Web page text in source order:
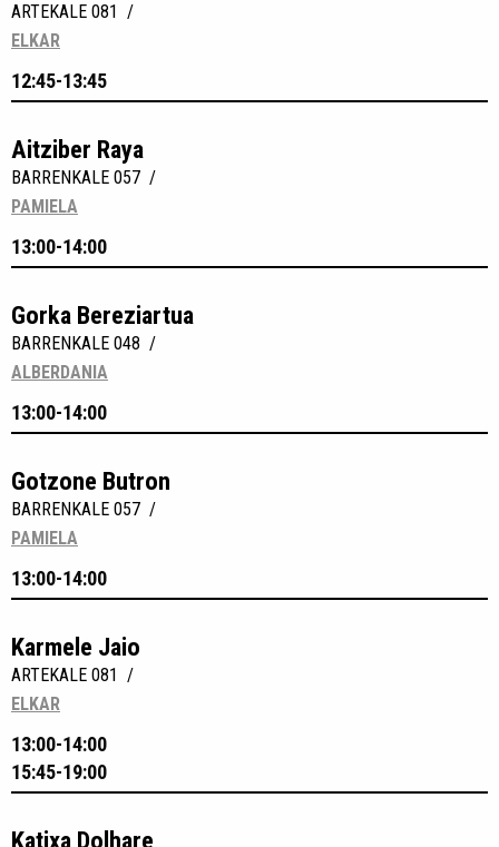
ARTEKALE 081 /
ELKAR
12:45-13:45
Aitziber Raya
BARRENKALE 057 /
PAMIELA
13:00-14:00
Gorka Bereziartua
BARRENKALE 048 /
ALBERDANIA
13:00-14:00
Gotzone Butron
BARRENKALE 057 /
PAMIELA
13:00-14:00
Karmele Jaio
ARTEKALE 081 /
ELKAR
13:00-14:00
15:45-19:00
Katixa Dolhare